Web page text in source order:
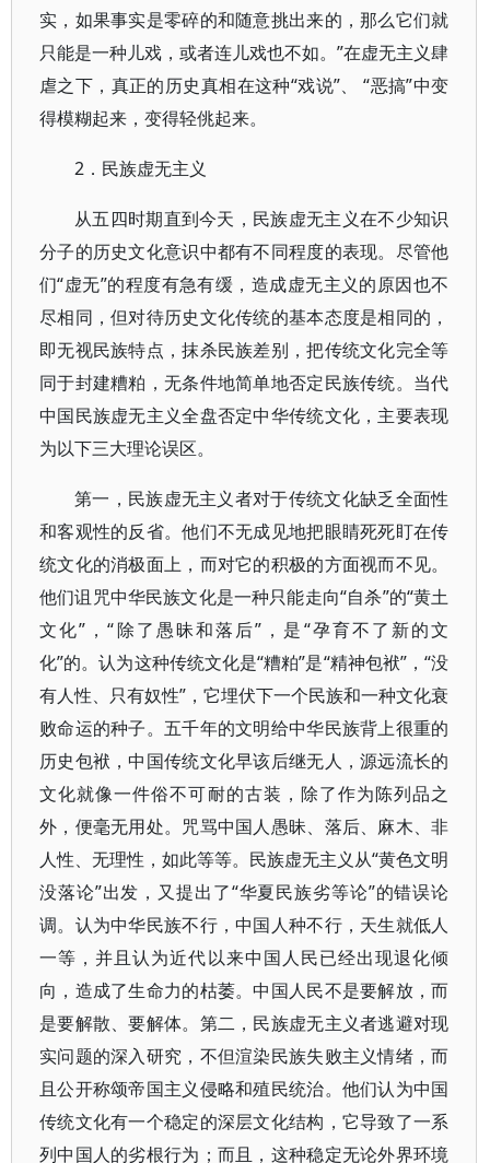
实，如果事实是零碎的和随意挑出来的，那么它们就
只能是一种儿戏，或者连儿戏也不如。”在虚无主义肆
虐之下，真正的历史真相在这种“戏说”、 “恶搞”中变
得模糊起来，变得轻佻起来。
2．民族虚无主义
从五四时期直到今天，民族虚无主义在不少知识
分子的历史文化意识中都有不同程度的表现。尽管他
们“虚无”的程度有急有缓，造成虚无主义的原因也不
尽相同，但对待历史文化传统的基本态度是相同的，
即无视民族特点，抹杀民族差别，把传统文化完全等
同于封建糟粕，无条件地简单地否定民族传统。当代
中国民族虚无主义全盘否定中华传统文化，主要表现
为以下三大理论误区。
第一，民族虚无主义者对于传统文化缺乏全面性
和客观性的反省。他们不无成见地把眼睛死死盯在传
统文化的消极面上，而对它的积极的方面视而不见。
他们诅咒中华民族文化是一种只能走向“自杀”的“黄土
文化”，“除了愚昧和落后”，是“孕育不了新的文
化”的。认为这种传统文化是“糟粕”是“精神包袱”，“没
有人性、只有奴性”，它埋伏下一个民族和一种文化衰
败命运的种子。五千年的文明给中华民族背上很重的
历史包袱，中国传统文化早该后继无人，源远流长的
文化就像一件俗不可耐的古装，除了作为陈列品之
外，便毫无用处。咒骂中国人愚昧、落后、麻木、非
人性、无理性，如此等等。民族虚无主义从“黄色文明
没落论”出发，又提出了“华夏民族劣等论”的错误论
调。认为中华民族不行，中国人种不行，天生就低人
一等，并且认为近代以来中国人民已经出现退化倾
向，造成了生命力的枯萎。中国人民不是要解放，而
是要解散、要解体。第二，民族虚无主义者逃避对现
实问题的深入研究，不但渲染民族失败主义情绪，而
且公开称颂帝国主义侵略和殖民统治。他们认为中国
传统文化有一个稳定的深层文化结构，它导致了一系
列中国人的劣根行为；而且，这种稳定无论外界环境